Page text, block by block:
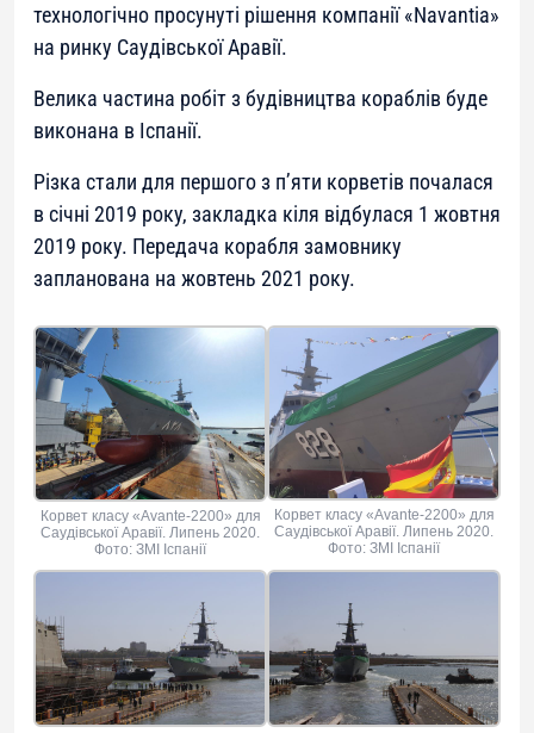
технологічно просунуті рішення компанії «Navantia»
на ринку Саудівської Аравії.
Велика частина робіт з будівництва кораблів буде
виконана в Іспанії.
Різка стали для першого з п’яти корветів почалася
в січні 2019 року, закладка кіля відбулася 1 жовтня
2019 року. Передача корабля замовнику
запланована на жовтень 2021 року.
Корвет класу «Avante-2200» для
Саудівської Аравії. Липень 2020.
Фото: ЗМІ Іспанії
Корвет класу «Avante-2200» для
Саудівської Аравії. Липень 2020.
Фото: ЗМІ Іспанії